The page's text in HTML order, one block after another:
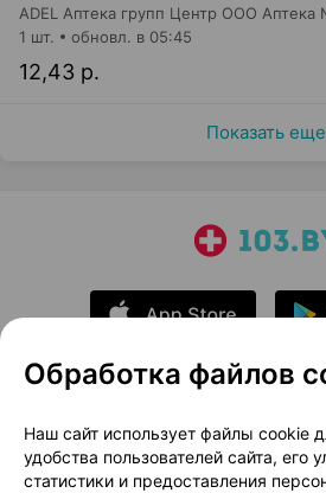
ADEL Аптека групп Центр ООО Аптека
12,43 р.
1 шт. обновл. в 05:45
Показать еще
О проекте
Новости
Размещение рекламы
Обработка файлов
Наш сайт использует файлы cookie
удобства пользователей сайта, его
статистики и предоставления